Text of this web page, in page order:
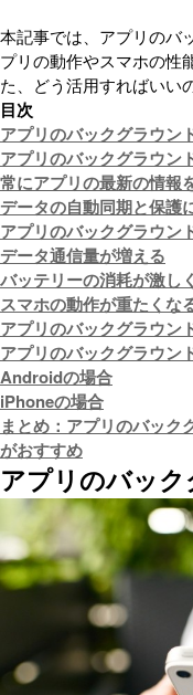
本記事では、アプリのバ
プリの動作やスマホの性
た、どう活用すればいい
目次
アプリのバックグラウン
アプリのバックグラウン
常にアプリの最新の情報
データの自動同期と保護
アプリのバックグラウン
データ通信量が増える
バッテリーの消耗が激し
スマホの動作が重たくな
アプリのバックグラウン
アプリのバックグラウン
Androidの場合
iPhoneの場合
まとめ：アプリのバック
がおすすめ
アプリのバッ